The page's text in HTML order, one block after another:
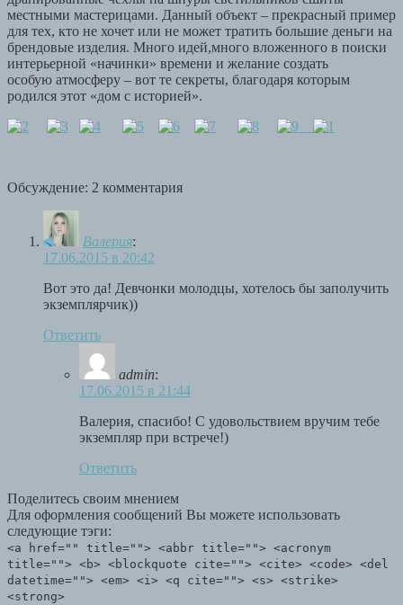
местными мастерицами. Данный объект – прекрасный пример
для тех, кто не хочет или не может тратить большие деньги на
брендовые изделия. Много идей,много вложенного в поиски
интерьерной «начинки» времени и желание создать
особую атмосферу – вот те секреты, благодаря которым
родился этот «дом с историей».
Обсуждение: 2 комментария
Валерия:
17.06.2015 в 20:42
Вот это да! Девчонки молодцы, хотелось бы заполучить
экземплярчик))
Ответить
admin:
17.06.2015 в 21:44
Валерия, спасибо! С удовольствием вручим тебе
экземпляр при встрече!)
Ответить
Поделитесь своим мнением
Для оформления сообщений Вы можете использовать
следующие тэги:
<a href="" title=""> <abbr title=""> <acronym
title=""> <b> <blockquote cite=""> <cite> <code> <del
datetime=""> <em> <i> <q cite=""> <s> <strike>
<strong>